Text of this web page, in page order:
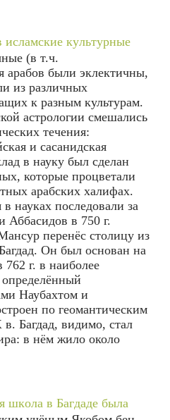
исламские культурные
(в т.ч.
арабов были эклектичны,
из различных
к разным культурам.
астрологии смешались
течения:
и сасанидская
в науку был сделан
которые процветали
арабских халифах.
науках последовали за
Аббасидов в 750 г.
перенёс столицу из
Он был основан на
762 г. в наиболее
Наубахтом и
по геомантическим
Багдад, видимо, стал
в нём жило около
школа в Багдаде была